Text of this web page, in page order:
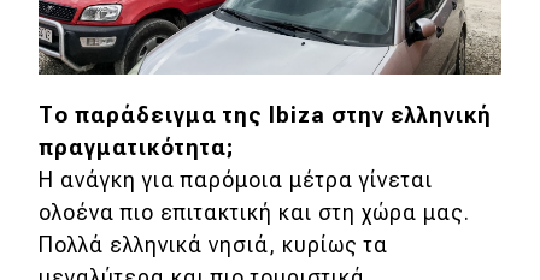
Το παράδειγμα της Ibiza στην ελληνική
πραγματικότητα;
Η ανάγκη για παρόμοια μέτρα γίνεται
ολοένα πιο επιτακτική και στη χώρα μας.
Πολλά ελληνικά νησιά, κυρίως τα